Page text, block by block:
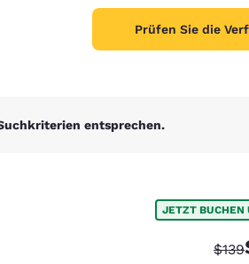
Prüfen Sie die
entsprechen.
JETZT BUCHEN
$139